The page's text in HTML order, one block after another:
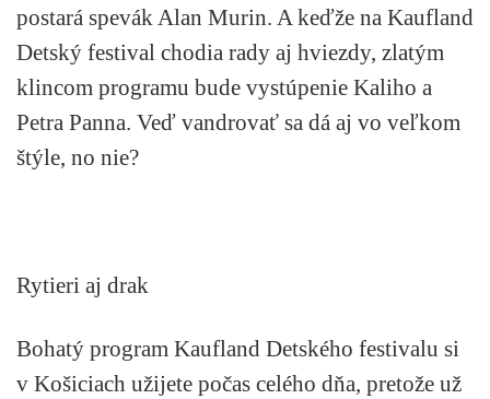
postará spevák Alan Murin. A keďže na Kaufland
Detský festival chodia rady aj hviezdy, zlatým
klincom programu bude vystúpenie Kaliho a
Petra Panna. Veď vandrovať sa dá aj vo veľkom
štýle, no nie?
Rytieri aj drak
Bohatý program Kaufland Detského festivalu si
v Košiciach užijete počas celého dňa, pretože už